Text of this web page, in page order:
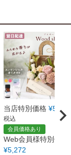
当店特別価格 ¥5,550
税込
会員価格あり
Web会員様特別価格
¥5,272